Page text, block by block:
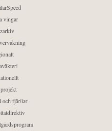
vingar
och fjärilar